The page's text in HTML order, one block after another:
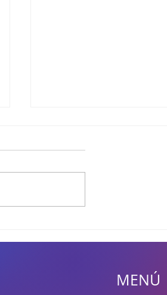
Games: 2XKO reduce su
desafío de escalar en el
nicho de peleasMENÚ